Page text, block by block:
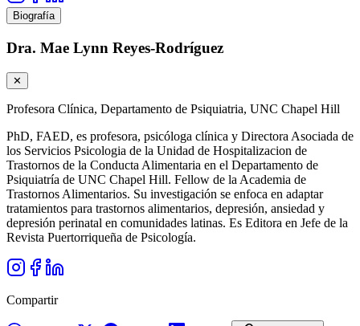
Biografía
Dra. Mae Lynn Reyes-Rodríguez
✕
Profesora Clínica, Departamento de Psiquiatria, UNC Chapel Hill
PhD, FAED, es profesora, psicóloga clínica y Directora Asociada de
los Servicios Psicologia de la Unidad de Hospitalizacion de
Trastornos de la Conducta Alimentaria en el Departamento de
Psiquiatría de UNC Chapel Hill. Fellow de la Academia de
Trastornos Alimentarios. Su investigación se enfoca en adaptar
tratamientos para trastornos alimentarios, depresión, ansiedad y
depresión perinatal en comunidades latinas. Es Editora en Jefe de la
Revista Puertorriqueña de Psicología.
Compartir